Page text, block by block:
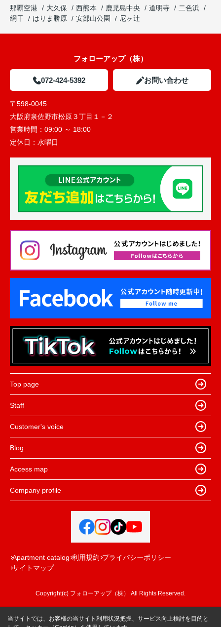
那覇空港
大久保 西熊本 鹿児島中央 道明寺
二色浜
網干
はりま勝原 安部山公園 尼ヶ辻
フォローアップ（株）
072-424-5392 お問い合わせ
〒598-0045
大阪府泉佐野市松原３丁目１－２
営業時間： 09:00 ～ 18:00
定休日： 水曜日
Top page
Staff
Customer's voice
Blog
Access map
Company profile
Apartment catalog 利用規約 プライバシーポリシー
サイトマップ
Copyright(c) フォローアップ（株） All Rights Reserved.
当サイトでは、お客様の当サイト利用状況把握、サービス向上検討を目的と